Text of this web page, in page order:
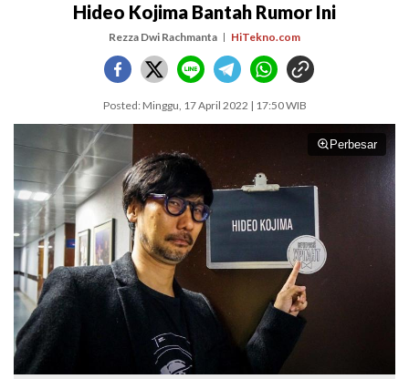
Hideo Kojima Bantah Rumor Ini
Rezza Dwi Rachmanta HiTekno.com
Posted: Minggu, 17 April 2022 | 17:50 WIB
Perbesar